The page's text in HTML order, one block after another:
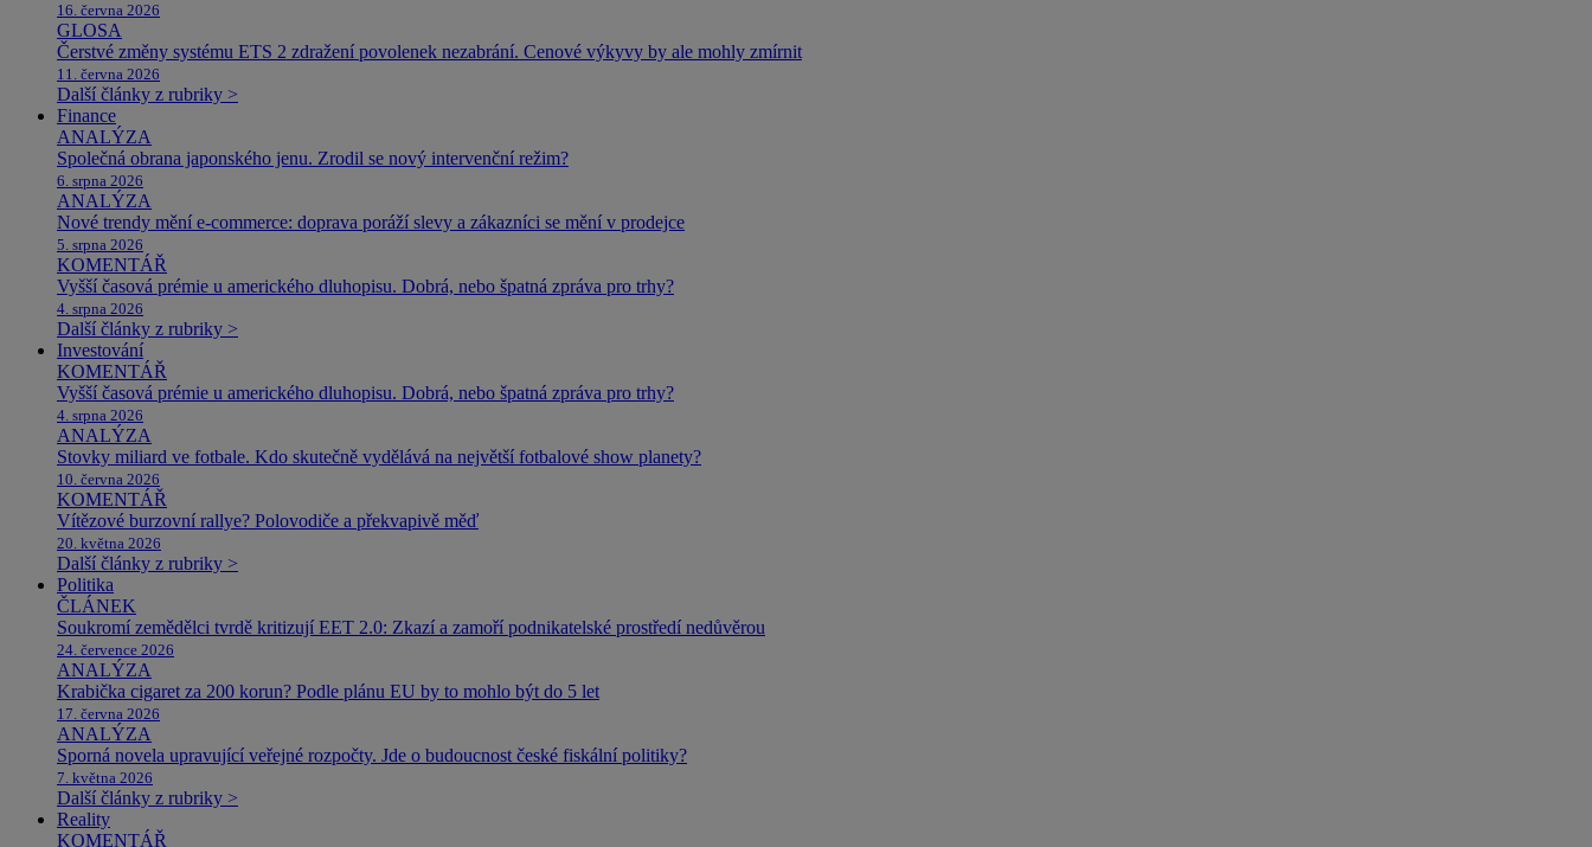
16. června 2026
GLOSA
Čerstvé změny systému ETS 2 zdražení povolenek nezabrání. Cenové výkyvy by ale mohly zmírnit
11. června 2026
Další články z rubriky >
Finance
ANALÝZA
Společná obrana japonského jenu. Zrodil se nový intervenční režim?
6. srpna 2026
ANALÝZA
Nové trendy mění e-commerce: doprava poráží slevy a zákazníci se mění v prodejce
5. srpna 2026
KOMENTÁŘ
Vyšší časová prémie u amerického dluhopisu. Dobrá, nebo špatná zpráva pro trhy?
4. srpna 2026
Další články z rubriky >
Investování
KOMENTÁŘ
Vyšší časová prémie u amerického dluhopisu. Dobrá, nebo špatná zpráva pro trhy?
4. srpna 2026
ANALÝZA
Stovky miliard ve fotbale. Kdo skutečně vydělává na největší fotbalové show planety?
10. června 2026
KOMENTÁŘ
Vítězové burzovní rallye? Polovodiče a překvapivě měď
20. května 2026
Další články z rubriky >
Politika
ČLÁNEK
Soukromí zemědělci tvrdě kritizují EET 2.0: Zkazí a zamoří podnikatelské prostředí nedůvěrou
24. července 2026
ANALÝZA
Krabička cigaret za 200 korun? Podle plánu EU by to mohlo být do 5 let
17. června 2026
ANALÝZA
Sporná novela upravující veřejné rozpočty. Jde o budoucnost české fiskální politiky?
7. května 2026
Další články z rubriky >
Reality
KOMENTÁŘ